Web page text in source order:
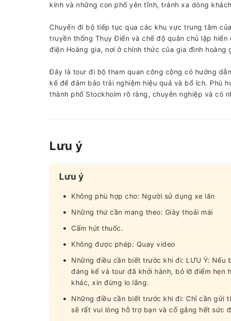
kính và những con phố yên tĩnh, tránh xa dòng
Chuyến đi bộ tiếp tục qua các khu vực trung tâm
truyền thống Thụy Điển và chế độ quân chủ lập
điện Hoàng gia, nơi ở chính thức của gia đình hoàng
Đây là tour đi bộ tham quan công cộng có hướng
kế để đảm bảo trải nghiệm hiệu quả và bổ ích. Phù
thành phố Stockholm rõ ràng, chuyên nghiệp và có
Lưu ý
Lưu ý
Không phù hợp cho: Người sử dụng xe lăn
Những thứ cần mang theo: Giày thoải mái
Cấm hút thuốc.
Không được phép: Quay video
Những điều cần biết trước khi đi: LƯU Ý: Nếu
đáng kể và tour đã khởi hành, bỏ lỡ điểm
khác, xin đừng lo lắng.
Những điều cần biết trước khi đi: Chỉ cần gửi
sẽ rất vui lòng hỗ trợ bạn và cố gắng hết sức